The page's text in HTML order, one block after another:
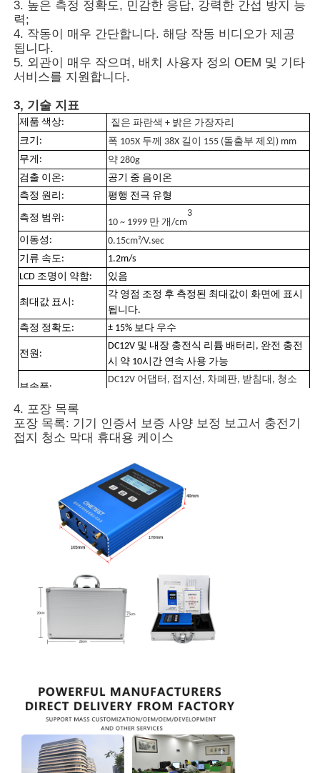
회사 소개
공장 투어
품질 관리
연락처
뉴스
사례 보기
핵 방사선 탐지기
개인용피폭선량측정기
핵 방사선 감시 시스템
라돈 측정기
대기 음이온 측정기
PM2.5 감지기
미립자 물질 센서
공기 질 모니터링 장치
3. 높은 측정 정확도, 민감한 응답, 강력한 간섭 방지 능
력;
4. 작동이 매우 간단합니다. 해당 작동 비디오가 제공
됩니다.
5. 외관이 매우 작으며, 배치 사용자 정의 OEM 및 기타
서비스를 지원합니다.
3, 기술 지표
제품 색상:
짙은 파란색 + 밝은 가장자리
크기:
폭 105X 두께 38X 길이 155 (돌출부 제외) mm
무게:
약 280g
검출 이온:
공기 중 음이온
측정 원리:
평행 전극 유형
측정 범위: 10 ~ 1999 만 개/cm
3
이동성:
0.15cm²/V.sec
기류 속도:
1.2m/s
LCD 조명이 약함:
있음
최대값 표시:
각 영점 조정 후 측정된 최대값이 화면에 표시
됩니다.
측정 정확도:
± 15% 보다 우수
전원:
DC12V 및 내장 충전식 리튬 배터리, 완전 충전
시 약 10시간 연속 사용 가능
부속품:
DC12V 어댑터, 접지선, 차폐판, 받침대, 청소
선택 사항:
4. 포장 목록
포장 목록: 기기 인증서 보증 사양 보정 보고서 충전기
접지 청소 막대 휴대용 케이스